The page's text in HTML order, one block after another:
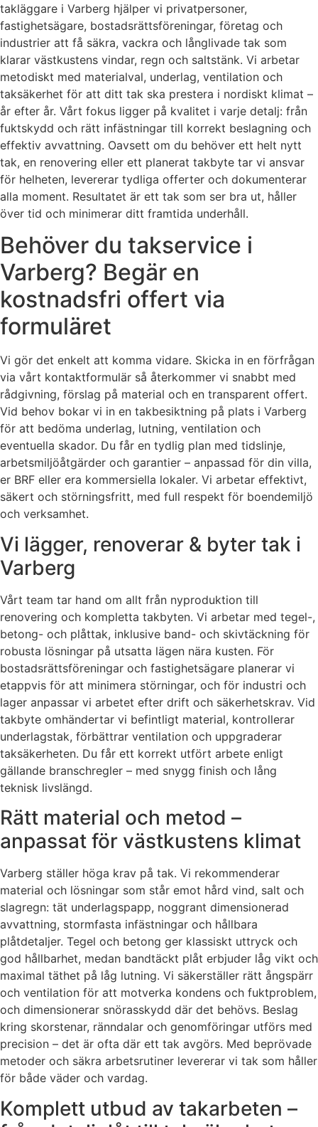
takläggare i Varberg hjälper vi privatpersoner,
fastighetsägare, bostadsrättsföreningar, företag och
industrier att få säkra, vackra och långlivade tak som
klarar västkustens vindar, regn och saltstänk. Vi arbetar
metodiskt med materialval, underlag, ventilation och
taksäkerhet för att ditt tak ska prestera i nordiskt klimat –
år efter år. Vårt fokus ligger på kvalitet i varje detalj: från
fuktskydd och rätt infästningar till korrekt beslagning och
effektiv avvattning. Oavsett om du behöver ett helt nytt
tak, en renovering eller ett planerat takbyte tar vi ansvar
för helheten, levererar tydliga offerter och dokumenterar
alla moment. Resultatet är ett tak som ser bra ut, håller
över tid och minimerar ditt framtida underhåll.
Behöver du takservice i
Varberg? Begär en
kostnadsfri offert via
formuläret
Vi gör det enkelt att komma vidare. Skicka in en förfrågan
via vårt kontaktformulär så återkommer vi snabbt med
rådgivning, förslag på material och en transparent offert.
Vid behov bokar vi in en takbesiktning på plats i Varberg
för att bedöma underlag, lutning, ventilation och
eventuella skador. Du får en tydlig plan med tidslinje,
arbetsmiljöåtgärder och garantier – anpassad för din villa,
er BRF eller era kommersiella lokaler. Vi arbetar effektivt,
säkert och störningsfritt, med full respekt för boendemiljö
och verksamhet.
Vi lägger, renoverar & byter tak i
Varberg
Vårt team tar hand om allt från nyproduktion till
renovering och kompletta takbyten. Vi arbetar med tegel-,
betong- och plåttak, inklusive band- och skivtäckning för
robusta lösningar på utsatta lägen nära kusten. För
bostadsrättsföreningar och fastighetsägare planerar vi
etappvis för att minimera störningar, och för industri och
lager anpassar vi arbetet efter drift och säkerhetskrav. Vid
takbyte omhändertar vi befintligt material, kontrollerar
underlagstak, förbättrar ventilation och uppgraderar
taksäkerheten. Du får ett korrekt utfört arbete enligt
gällande branschregler – med snygg finish och lång
teknisk livslängd.
Rätt material och metod –
anpassat för västkustens klimat
Varberg ställer höga krav på tak. Vi rekommenderar
material och lösningar som står emot hård vind, salt och
slagregn: tät underlagspapp, noggrant dimensionerad
avvattning, stormfasta infästningar och hållbara
plåtdetaljer. Tegel och betong ger klassiskt uttryck och
god hållbarhet, medan bandtäckt plåt erbjuder låg vikt och
maximal täthet på låg lutning. Vi säkerställer rätt ångspärr
och ventilation för att motverka kondens och fuktproblem,
och dimensionerar snörasskydd där det behövs. Beslag
kring skorstenar, ränndalar och genomföringar utförs med
precision – det är ofta där ett tak avgörs. Med beprövade
metoder och säkra arbetsrutiner levererar vi tak som håller
för både väder och vardag.
Komplett utbud av takarbeten –